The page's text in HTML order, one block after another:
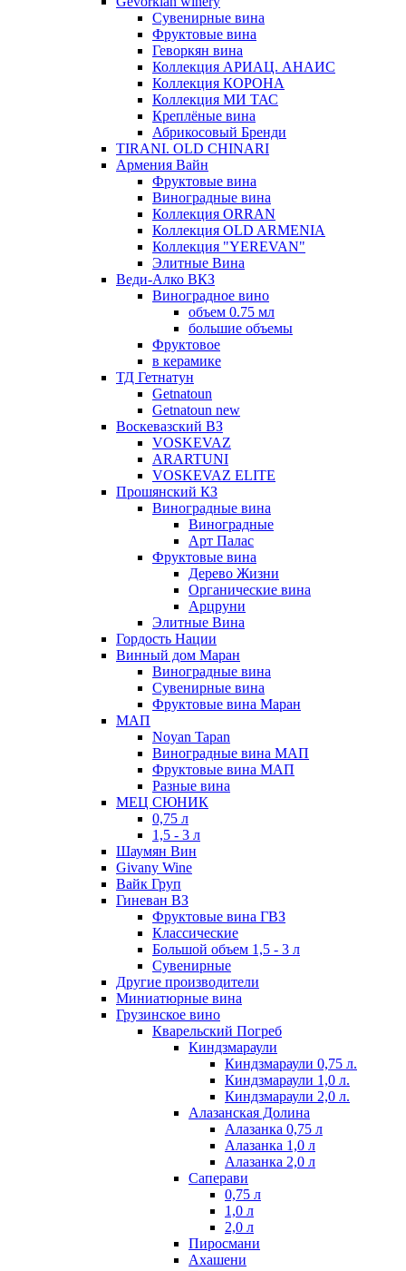
Сувенирные вина
Фруктовые вина
Геворкян вина
Коллекция АРИАЦ. АНАИС
Коллекция КОРОНА
Коллекция МИ ТАС
Креплёные вина
Абрикосовый Бренди
TIRANI. OLD CHINARI
Армения Вайн
Фруктовые вина
Виноградные вина
Коллекция ORRAN
Коллекция OLD ARMENIA
Коллекция "YEREVAN"
Элитные Вина
Веди-Алко ВКЗ
Виноградное вино
объем 0.75 мл
большие объемы
Фруктовое
в керамике
ТД Гетнатун
Getnatoun
Getnatoun new
Воскевазский ВЗ
VOSKEVAZ
ARARTUNI
VOSKEVAZ ELITE
Прошянский КЗ
Виноградные вина
Виноградные
Арт Палас
Фруктовые вина
Дерево Жизни
Органические вина
Арцруни
Элитные Вина
Гордость Нации
Винный дом Маран
Виноградные вина
Сувенирные вина
Фруктовые вина Маран
МАП
Noyan Tapan
Виноградные вина МАП
Фруктовые вина МАП
Разные вина
МЕЦ СЮНИК
0,75 л
1,5 - 3 л
Шаумян Вин
Givany Wine
Вайк Груп
Гиневан ВЗ
Фруктовые вина ГВЗ
Классические
Большой объем 1,5 - 3 л
Сувенирные
Другие производители
Миниатюрные вина
Грузинское вино
Кварельский Погреб
Киндзмараули
Киндзмараули 0,75 л.
Киндзмараули 1,0 л.
Киндзмараули 2,0 л.
Алазанская Долина
Алазанка 0,75 л
Алазанка 1,0 л
Алазанка 2,0 л
Саперави
0,75 л
1,0 л
2,0 л
Пиросмани
Ахашени